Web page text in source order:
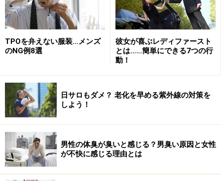
TPOを弁えない服装…メンズ
のNG例8選
彼女が喜ぶレディファースト
とは……簡単にできる7つの行
動！
日サロもダメ？ 老化を早める紫外線の対策を
しよう！
男性の体臭が臭いと感じる？男臭い原因と女性
が不快に感じる理由とは